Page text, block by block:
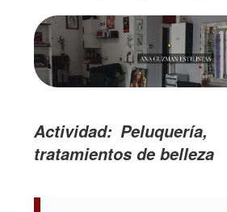
Actividad
Peluquería,
tratamientos de belleza